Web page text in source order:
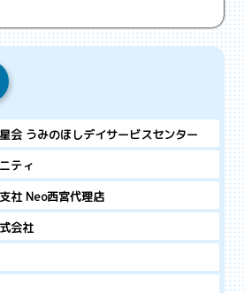
会 うみのほしデイサービスセンター
ティ
社 Neo西宮代理店
会社